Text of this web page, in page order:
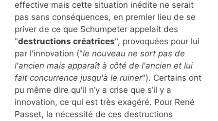
effective mais cette situation inédite ne serait
pas sans conséquences, en premier lieu de se
priver de ce que Schumpeter appelait des
"destructions créatrices", provoquées pour lui
par l'innovation ("le nouveau ne sort pas de
l'ancien mais apparaît à côté de l'ancien et lui
fait concurrence jusqu'à le ruiner"). Certains ont
pu même dire qu'il n’y a crise que s’il y a
innovation, ce qui est très exagéré. Pour René
Passet, la nécessité de ces destructions